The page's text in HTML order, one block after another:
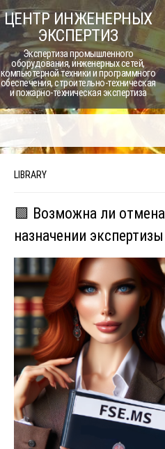
Skip
to
content
ЦЕНТР ИНЖЕНЕРНЫХ
ЭКСПЕРТИЗ
Экспертиза промышленного
оборудования, инженерных сетей,
компьютерной техники и программного
обеспечения, строительно-техническая
и пожарно-техническая экспертиза
LIBRARY
🟩 Возможна ли
назначении экспертизы